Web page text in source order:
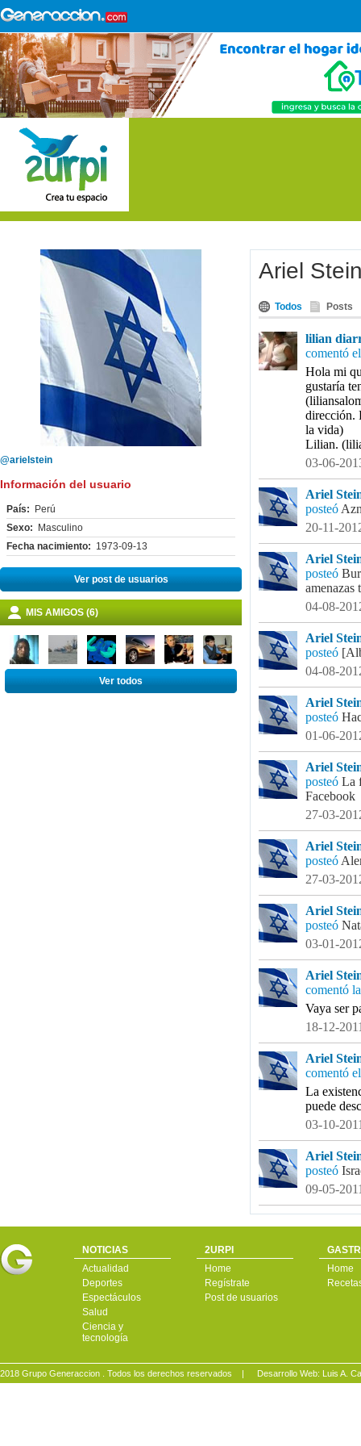
@arielstein
Información del usuario
País:
Perú
Sexo:
Masculino
Fecha nacimiento: 1973-09-13
Ver post de usuarios
MIS AMIGOS (6)
Ver todos
Ariel
Todos Posts
lilian
comentó
Hola mi
gustaría
dirección.
la vida)
Lilian.
03-06-
Ariel
posteó
20-11-
Ariel
posteó
amenazas
04-08-
Ariel
posteó
04-08-
Ariel
posteó
01-06-
Ariel
posteó La
Facebook
27-03-
Ariel
posteó
27-03-
Ariel
posteó
03-01-
Ariel
comentó
Vaya ser
18-12-
Ariel
comentó
La
puede
03-10-
Ariel
posteó
09-05-
NOTICIAS
Actualidad
Deportes
Espectáculos
Salud
Ciencia y
tecnología
2URPI
Home
Regístrate
Post de usuarios
Home
2018 Grupo Generaccion . Todos los derechos reservados | Desarrollo Web: Luis